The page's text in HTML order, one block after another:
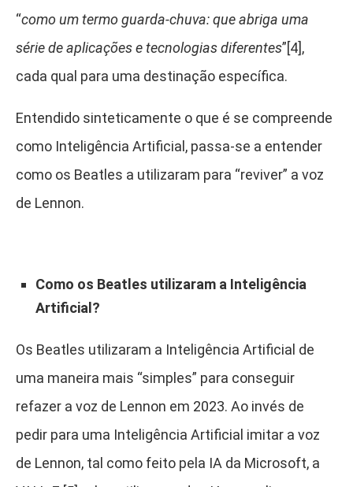
“como um termo guarda-chuva: que abriga uma
série de aplicações e tecnologias diferentes”[4],
cada qual para uma destinação específica.
Entendido sinteticamente o que é se compreende
como Inteligência Artificial, passa-se a entender
como os Beatles a utilizaram para “reviver” a voz
de Lennon.
Como os Beatles utilizaram a Inteligência
Artificial?
Os Beatles utilizaram a Inteligência Artificial de
uma maneira mais “simples” para conseguir
refazer a voz de Lennon em 2023. Ao invés de
pedir para uma Inteligência Artificial imitar a voz
de Lennon, tal como feito pela IA da Microsoft, a